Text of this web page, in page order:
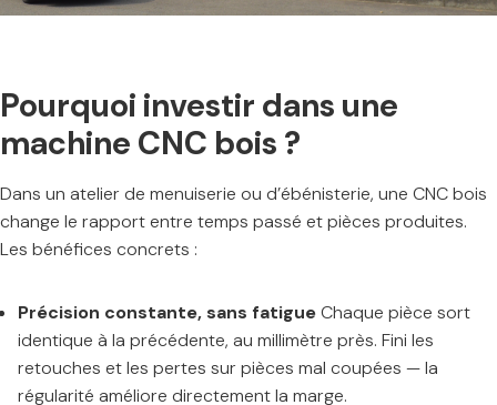
Pourquoi investir dans une
machine CNC bois ?
Dans un atelier de menuiserie ou d’ébénisterie, une CNC bois
change le rapport entre temps passé et pièces produites.
Les bénéfices concrets :
Précision constante, sans fatigueChaque pièce sort
identique à la précédente, au millimètre près. Fini les
retouches et les pertes sur pièces mal coupées — la
régularité améliore directement la marge.